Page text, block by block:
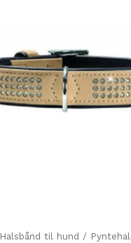
Halsbånd til hund /